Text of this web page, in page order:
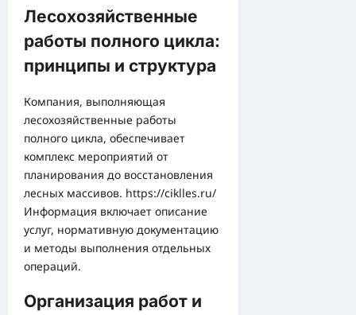
Лесохозяйственные
работы полного цикла:
принципы и структура
Компания, выполняющая
лесохозяйственные работы
полного цикла, обеспечивает
комплекс мероприятий от
планирования до восстановления
лесных массивов. https://ciklles.ru/
Информация включает описание
услуг, нормативную документацию
и методы выполнения отдельных
операций.
Организация работ и